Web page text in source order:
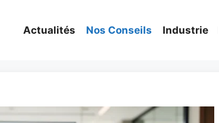
Actualités Nos Conseils Industrie